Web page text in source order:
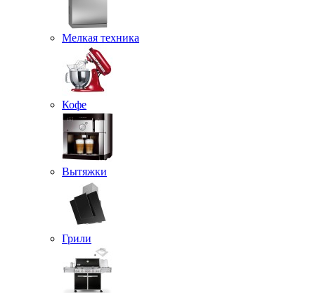
Мелкая техника
Кофе
Вытяжки
Грили